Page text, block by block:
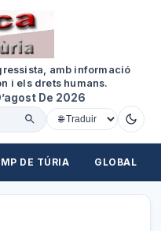
amb informació
i els drets humans.
De 2026
DE TÚRIA GLOBAL